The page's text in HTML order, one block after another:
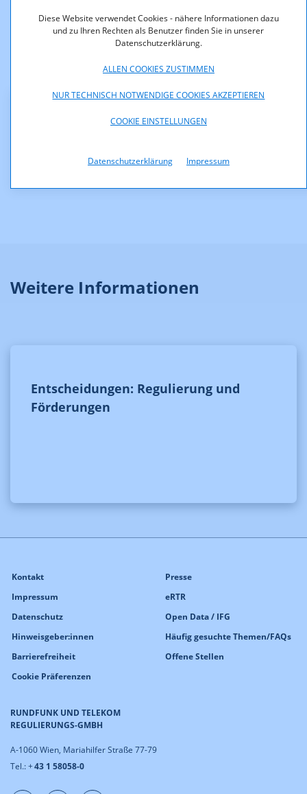
Diese Website verwendet Cookies - nähere Informationen dazu
und zu Ihren Rechten als Benutzer finden Sie in unserer
Datenschutzerklärung.
ALLEN COOKIES ZUSTIMMEN
NUR TECHNISCH NOTWENDIGE COOKIES AKZEPTIEREN
COOKIE EINSTELLUNGEN
Datenschutzerklärung Impressum
politischen und sozialen Strömungen aus dem regionalen
Bereich bieten. Das Verhältnis Musik-Wortanteil beträgt rund
Weitere Informationen
Entscheidungen: Regulierung und
Förderungen
RUNDFUNK UND TELEKOM
REGULIERUNGS-GMBH
A-1060 Wien, Mariahilfer Straße 77-79
Tel.: +43 1 58058-0
Kontakt
Impressum
Datenschutz
Hinweisgeber:innen
Barrierefreiheit
Cookie Präferenzen
Presse
eRTR
Open Data / IFG
Häufig gesuchte Themen/FAQs
Offene Stellen